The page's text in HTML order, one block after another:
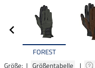
FOREST
Größe: | Größentabelle |